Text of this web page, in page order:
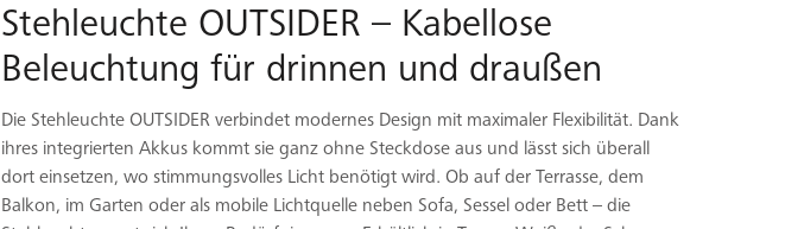
Stehleuchte OUTSIDER – Kabellose
Beleuchtung für drinnen und draußen
Die Stehleuchte OUTSIDER verbindet modernes Design mit maximaler Flexibilität. Dank
ihres integrierten Akkus kommt sie ganz ohne Steckdose aus und lässt sich überall
dort einsetzen, wo stimmungsvolles Licht benötigt wird. Ob auf der Terrasse, dem
Balkon, im Garten oder als mobile Lichtquelle neben Sofa, Sessel oder Bett – die